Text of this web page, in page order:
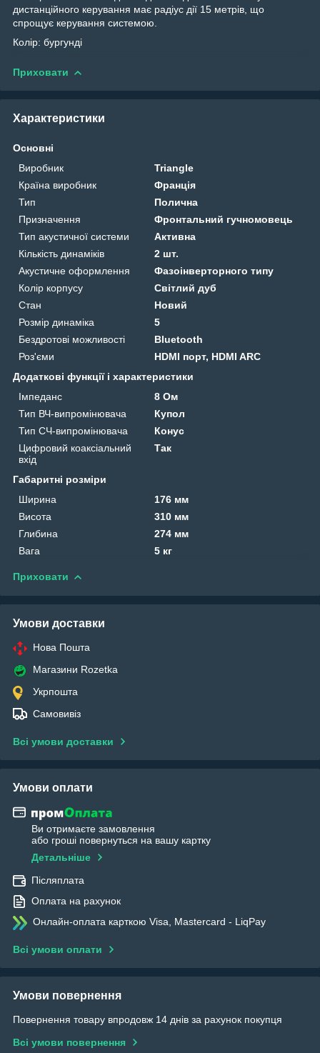
дистанційного керування має радіус дії 15 метрів, що
спрощує керування системою.
Колір: бургунді
Приховати
Характеристики
Основні
Виробник
Triangle
Країна виробник
Франція
Тип
Полична
Призначення
Фронтальний гучномовець
Тип акустичної системи
Активна
Кількість динаміків
2 шт.
Акустичне оформлення
Фазоінверторного типу
Колір корпусу
Світлий дуб
Стан
Новий
Розмір динаміка
5
Бездротові можливості
Bluetooth
Роз'єми
HDMI порт, HDMI ARC
Додаткові функції і характеристики
Імпеданс
8 Ом
Тип ВЧ-випромінювача
Купол
Тип СЧ-випромінювача
Конус
Цифровий коаксіальний
вхід
Так
Габаритні розміри
Ширина
176 мм
Висота
310 мм
Глибина
274 мм
Вага
5 кг
Приховати
Умови доставки
Нова Пошта
Магазини Rozetka
Укрпошта
Самовивіз
Всі умови доставки
Умови оплати
Ви отримаєте замовлення
або гроші повернуться на вашу картку
Детальніше
Післяплата
Оплата на рахунок
Онлайн-оплата карткою Visa, Mastercard - LiqPay
Всі умови оплати
Умови повернення
Повернення товару впродовж 14 днів за рахунок покупця
Всі умови повернення